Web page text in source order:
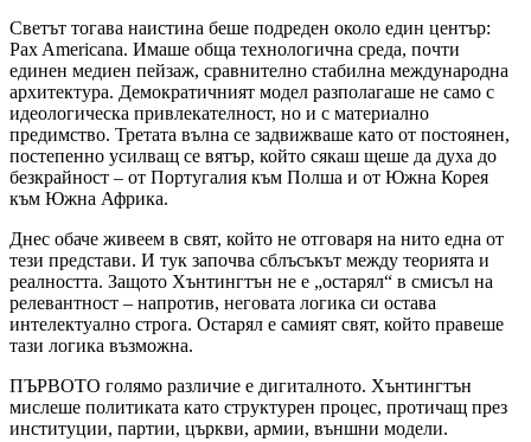
Светът тогава наистина беше подреден около един център:
Pax Americana. Имаше обща технологична среда, почти
единен медиен пейзаж, сравнително стабилна международна
архитектура. Демократичният модел разполагаше не само с
идеологическа привлекателност, но и с материално
предимство. Третата вълна се задвижваше като от постоянен,
постепенно усилващ се вятър, който сякаш щеше да духа до
безкрайност – от Португалия към Полша и от Южна Корея
към Южна Африка.
Днес обаче живеем в свят, който не отговаря на нито една от
тези представи. И тук започва сблъсъкът между теорията и
реалността. Защото Хънтингтън не е „остарял“ в смисъл на
релевантност – напротив, неговата логика си остава
интелектуално строга. Остарял е самият свят, който правеше
тази логика възможна.
ПЪРВОТО голямо различие е дигиталното. Хънтингтън
мислеше политиката като структурен процес, протичащ през
институции, партии, църкви, армии, външни модели.